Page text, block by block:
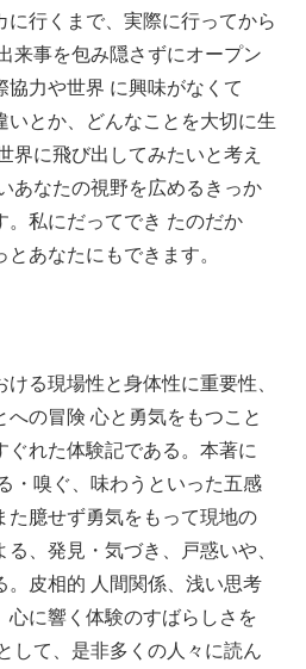
行くまで、実際に行ってから
来事を包み隠さずにオープン
協力や世界 に興味がなくて
いとか、どんなことを大切に生
界に飛び出してみたいと考え
あなたの視野を広めるきっか
。私にだってでき たのだか
あなたにもできます。
る現場性と身体性に重要性、
の冒険 心と勇気をもつこと
れた体験記である。本著に
・嗅ぐ、味わうといった五感
た臆せず勇気をもって現地の
、発見・気づき、戸惑いや、
。皮相的 人間関係、浅い思考
心に響く体験のすばらしさを
して、是非多くの人々に読ん